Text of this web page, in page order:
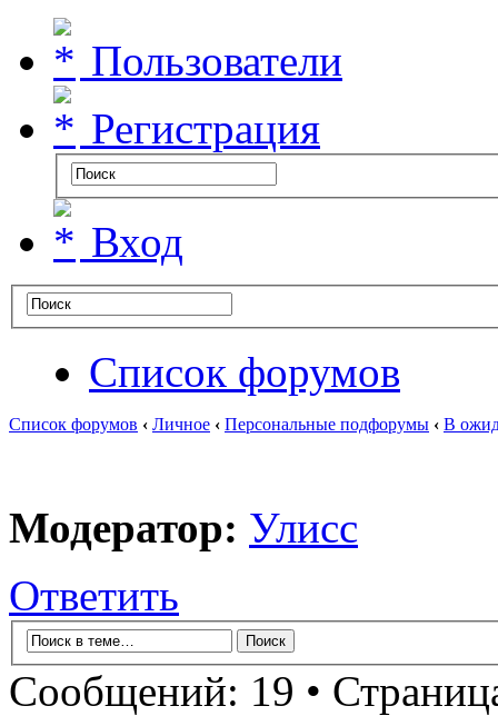
Пользователи
Регистрация
Вход
Список форумов
Список форумов ‹ Личное ‹ Персональные подфорумы ‹ В
Модератор: Улисс
Ответить
Сообщений: 19 •